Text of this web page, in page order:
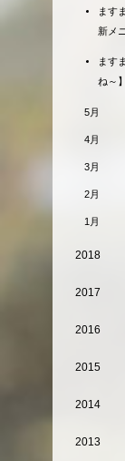
ます
新メ
ます
ね～】
5月
4月
3月
2月
1月
2018
2017
2016
2015
2014
2013